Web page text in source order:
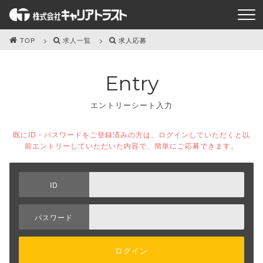
TOP 求人一覧 求人応募
Entry
エントリーシート入力
既にID・パスワードをご登録済みの方は、ログインしていただくと以
前エントリーしていただいた内容で、簡単にご応募できます。
ID
パスワード